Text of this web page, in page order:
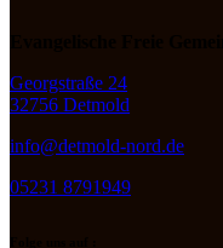
Georgstraße 24
32756 Detmold
info@detmold-nord.de
05231 8791949